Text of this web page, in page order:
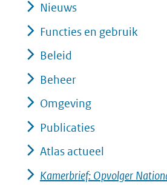
Nieuws
Functies en gebruik
Beleid
Beheer
Omgeving
Publicaties
Atlas actueel
Kamerbrief: Opvolger